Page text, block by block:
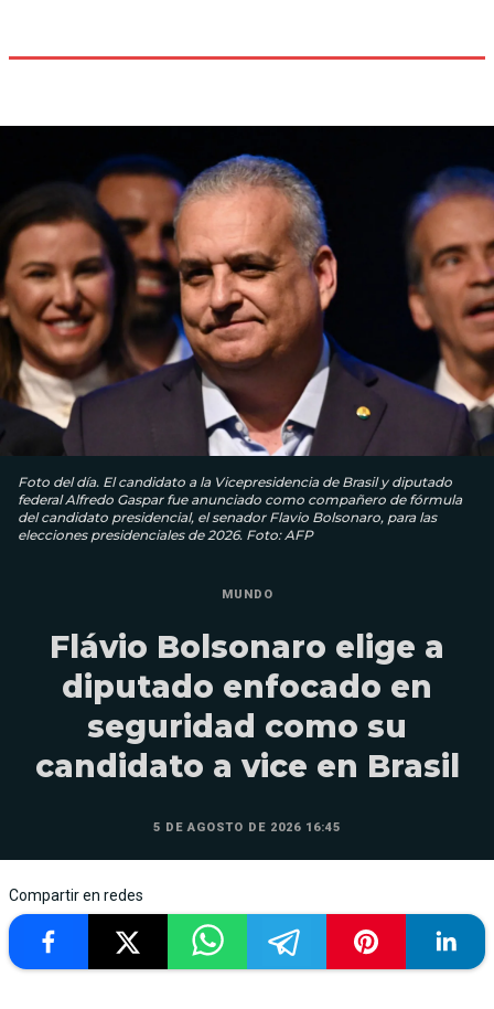
Foto del día. El candidato a la Vicepresidencia de Brasil y diputado
federal Alfredo Gaspar fue anunciado como compañero de fórmula
del candidato presidencial, el senador Flavio Bolsonaro, para las
elecciones presidenciales de 2026. Foto: AFP
MUNDO
Flávio Bolsonaro elige a
diputado enfocado en
seguridad como su
candidato a vice en Brasil
5 DE AGOSTO DE 2026 16:45
Compartir en redes